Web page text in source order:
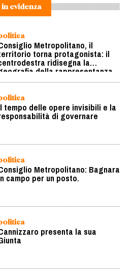
in evidenza
Metropolitano, il
torna protagonista: il
ridisegna la
della rappresentanza
tempo delle opere invisibili e la
di governare
Metropolitano: Bagnara
campo per un posto.
presenta la sua